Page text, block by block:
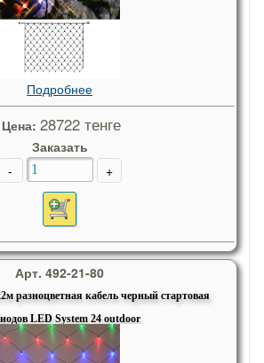
Подробнее
Цена: 28722 тенге
Заказать
-
+
Арт. 492-21-80
разноцветная кабель черный стартовая
LED System 24 outdoor